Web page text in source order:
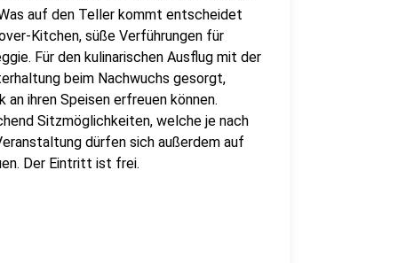
auf den Teller kommt entscheidet
Kitchen, süße Verführungen für
Für den kulinarischen Ausflug mit der
beim Nachwuchs gesorgt,
ihren Speisen erfreuen können.
Sitzmöglichkeiten, welche je nach
dürfen sich außerdem auf
Der Eintritt ist frei.